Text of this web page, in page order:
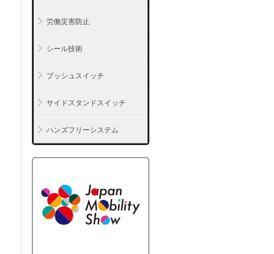
労働災害防止
シール技術
プッシュスイッチ
サイドスタンドスイッチ
ハンズフリーシステム